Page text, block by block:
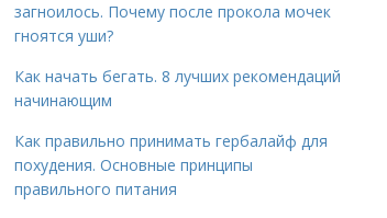
загноилось. Почему после прокола мочек
гноятся уши?
Как начать бегать. 8 лучших рекомендаций
начинающим
Как правильно принимать гербалайф для
похудения. Основные принципы
правильного питания